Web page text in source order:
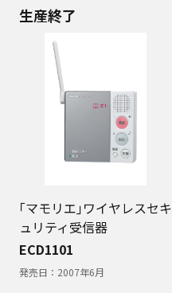
生産終了
｢マモリエ｣ワイヤレスセキ
ュリティ受信器
ECD1101
発売日： 2007年6月